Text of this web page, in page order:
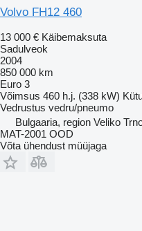
Volvo FH12 460
13 000 € Käibemaksuta
Sadulveok
2004
850 000 km
Euro 3
Võimsus 460 h.j. (338 kW)
Vedrustus vedru/pneumo
Bulgaaria, region Veliko
MAT-2001 OOD
Võta ühendust müüjaga